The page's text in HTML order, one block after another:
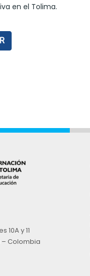
en el Tolima.
10A y 11
Colombia